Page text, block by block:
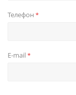
Телефон *
E-mail *